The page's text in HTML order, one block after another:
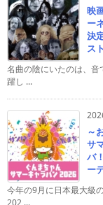
映
ー
決
ス
名曲の陰にいたのは、音
躍し ...
～
サ
バ
ー
今年の9月に日本最大級
202 ...